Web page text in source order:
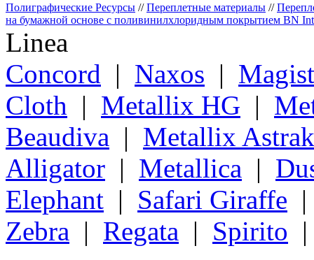
Полиграфические Ресурсы //Переплетные материалы //
на бумажной основе с поливинилхлоридным покрытием BN
Linea
Сoncord | Naxos |
Cloth | Metallix HG |
Beaudiva | Metallix
Alligator | Metallica |
Elephant | Safari Giraffe
Zebra | Regata | Spirito